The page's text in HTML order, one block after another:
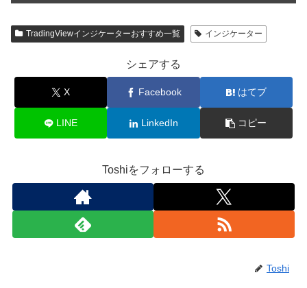
TradingViewインジケーターおすすめ一覧 インジケーター
シェアする
X Facebook はてブ
LINE LinkedIn コピー
Toshiをフォローする
Toshi